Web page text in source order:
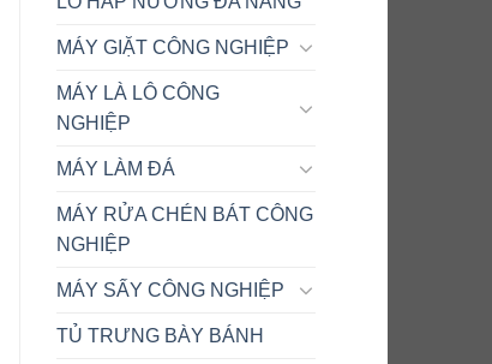
MÁY GIẶT CÔNG NGHIỆP
MÁY LÀ LÔ CÔNG
NGHIỆP
MÁY LÀM ĐÁ
MÁY RỬA CHÉN BÁT CÔNG
NGHIỆP
MÁY SẤY CÔNG NGHIỆP
TỦ TRƯNG BÀY BÁNH